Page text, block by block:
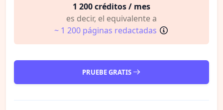
1 200 créditos / mes
es decir, el equivalente a
~ 1 200 páginas redactadas
PRUEBE GRATIS